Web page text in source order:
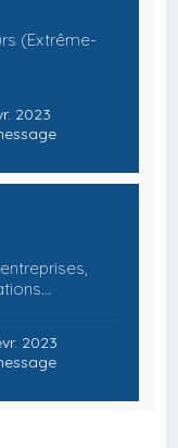
(Extrême-
2023
2023